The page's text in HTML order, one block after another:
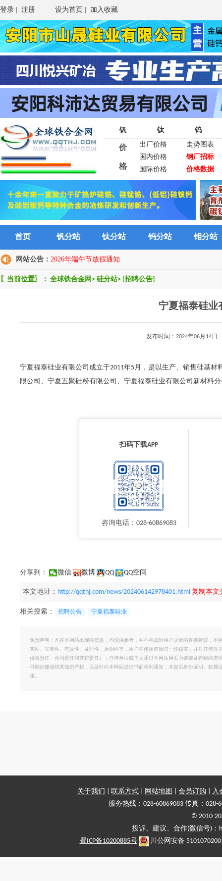
登录 注册 设为首页 加入收藏
钒 钛 钨
价
格
出厂价格
走势图表
国内价格
钢厂招标
国际价格
价格数据
首页 钒分站 钛分站 钨分站 钼分站
网站公告： 2026年端午节放假通知
〖当前位置〗： 全球铁合金网 > 硅分站> [招聘公告]
宁夏福泰硅业
发布时间：2024年06月14
宁夏福泰硅业有限公司成立于2011年5月，是以生产、销售硅基
限公司、宁夏五聚硅粉有限公司、宁夏福泰硅业有限公司新材料分
扫码下载APP
咨询电话：028-60869083
分享到： 微信 微博 QQ QQ空间
本文地址： http://qqthj.com/news/202406142978401.html 复制本文
相关搜索： 招聘公告 宁夏福泰硅业
免责声明：凡在本网站出现的信息，均仅供参考，并不构成对用户决策的直接建议，
实性、完整性、有效性、及时性、原创性等，用户在使用前请进一步核实，并对任何
侵权责任、合同责任和其它责任）；任何单位或个人通过本网站网页而链接及得到的
可能涉嫌侵犯其知识产权，应及时向本网站提出书面权利通知，并提供身份证明、权
接。
关于我们 联系方式 网站地图 会员订购
入
服务热线：028-60869083 传真：028-
© 2010-
投诉、建议、合作(微信号)
蜀ICP备10200885号
川公网安备